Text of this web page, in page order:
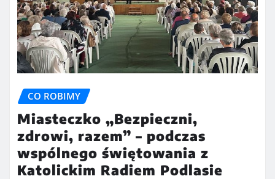
CO ROBIMY
Miasteczko „Bezpieczni,
zdrowi, razem” – podczas
wspólnego świętowania z
Katolickim Radiem Podlasie